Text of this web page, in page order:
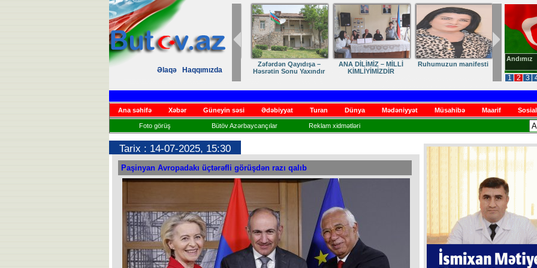
Əlaqə
Haqqımızda
1 2 3
Andımız
Zəfərdən Qayıdışa –
Həsrətin Sonu Yaxındır
ANA DİLİMİZ – MİLLİ
KİMLİYİMİZDİR
Ruhumuzun manifesti
Ana səhifə Xəbər Güneyin səsi Ədəbiyyat Turan Dünya Mədəniyyət Müsahibə Maarif
Foto görüş Bütöv Azərbaycançılar Reklam xidmətləri
Tarix : 14-07-2025, 15:30
Paşinyan Avropadakı üçtərəfli görüşdən razı qalıb